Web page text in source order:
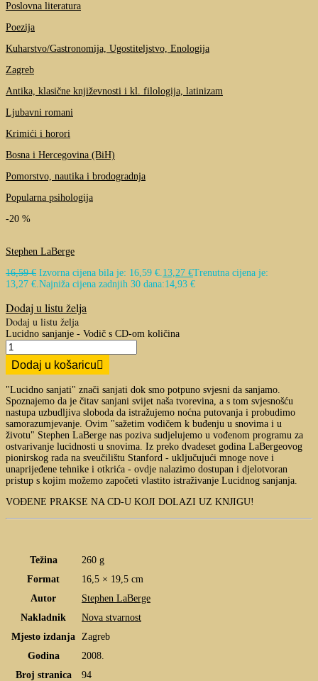
Poslovna literatura
Poezija
Kuharstvo/Gastronomija, Ugostiteljstvo, Enologija
Zagreb
Antika, klasične književnosti i kl. filologija, latinizam
Ljubavni romani
Krimići i horori
Bosna i Hercegovina (BiH)
Pomorstvo, nautika i brodogradnja
Popularna psihologija
-20 %
Stephen LaBerge
16,59€ Izvorna cijena bila je: 16,59 €. 13,27 €Trenutna cijena je:
13,27 €. Najniža cijena zadnjih 30 dana:14,93 €
Dodaj u listu želja
Dodaj u listu želja
Lucidno sanjanje - Vodič s CD-om količina
Dodaj u košaricu
"Lucidno sanjati" znači sanjati dok smo potpuno svjesni da sanjamo.
Spoznajemo da je čitav sanjani svijet naša tvorevina, a s tom svjesnošću
nastupa uzbudljiva sloboda da istražujemo noćna putovanja i probudimo
samorazumjevanje. Ovim "sažetim vodičem k buđenju u snovima i u
životu" Stephen LaBerge nas poziva sudjelujemo u vođenom programu za
ostvarivanje lucidnosti u snovima. Iz preko dvadeset godina LaBergeovog
pionirskog rada na sveučilištu Stanford - uključujući mnoge nove i
unaprijeđene tehnike i otkrića - ovdje nalazimo dostupan i djelotvoran
pristup s kojim možemo započeti vlastito istraživanje Lucidnog sanjanja.
VOĐENE PRAKSE NA CD-U KOJI DOLAZI UZ KNJIGU!
Težina
260 g
Format
16,5 × 19,5 cm
Autor
Stephen LaBerge
Nakladnik
Nova stvarnost
Mjesto izdanja
Zagreb
Godina
2008.
Broj stranica
94